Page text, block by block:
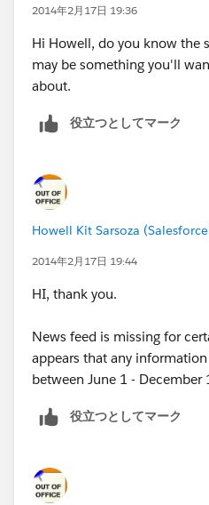
2014年2月17日 19:36
Hi Howell, do you know the
may be something you'll
about.
役立つとしてマーク
Howell Kit Sarsoza
2014年2月17日 19:44
HI, thank you.
News feed is missing for
appears that any
between June 1 - December
役立つとしてマーク